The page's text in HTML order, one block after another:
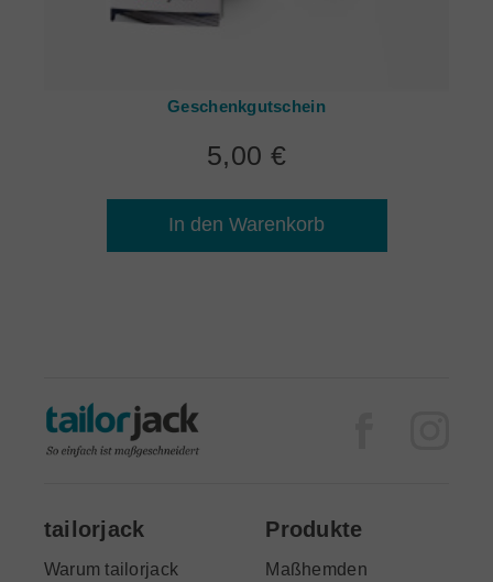
Geschenkgutschein
5,00 €
In den Warenkorb
tailorjack
Warum tailorjack
Produkte
Maßhemden